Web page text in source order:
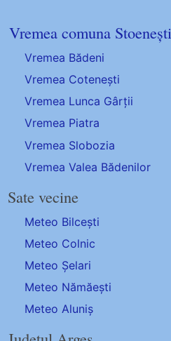
Vremea comuna Stoenești
Vremea Bădeni
Vremea Cotenești
Vremea Lunca Gârții
Vremea Piatra
Vremea Slobozia
Vremea Valea Bădenilor
Sate vecine
Meteo Bilcești
Meteo Colnic
Meteo Șelari
Meteo Nămăești
Meteo Aluniș